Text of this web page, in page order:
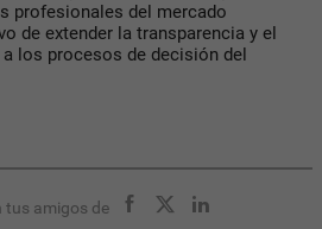
profesionales del mercado
de extender la transparencia y el
los procesos de decisión del
tus amigos de